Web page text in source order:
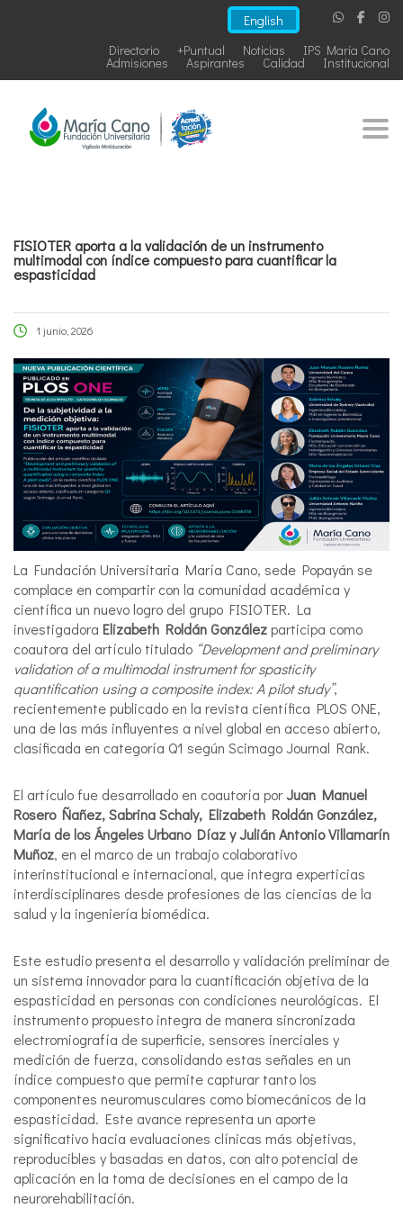
English
IPS María Cano
Noticias
+Puntual
Directorio
Institucional
Calidad
Aspirantes
Admisiones
FISIOTER aporta a la validación de un instrumento
multimodal con índice compuesto para cuantificar la
espasticidad
1 junio, 2026
La Fundación Universitaria María Cano, sede Popayán se
complace en compartir con la comunidad académica y
científica un nuevo logro del grupo FISIOTER. La
investigadora Elizabeth Roldán Gonzálezparticipa como
coautora del artículo titulado “Development and preliminary
validation of a multimodal instrument for spasticity
quantification using a composite index: A pilot study”,
recientemente publicado en la revista científica PLOS ONE,
una de las más influyentes a nivel global en acceso abierto,
clasificada en categoría Q1 según Scimago Journal Rank.
El artículo fue desarrollado en coautoría porJuan Manuel
Rosero Ñañez, Sabrina Schaly, Elizabeth Roldán González,
María de los Ángeles Urbano Díaz y Julián Antonio Villamarín
Muñoz, en el marco de un trabajo colaborativo
interinstitucional e internacional, que integra experticias
interdisciplinares desde profesiones de las ciencias de la
salud y la ingeniería biomédica.
Este estudio presenta el desarrollo y validación preliminar de
un sistema innovador para la cuantificación objetiva de la
espasticidad en personas con condiciones neurológicas. El
instrumento propuesto integra de manera sincronizada
electromiografía de superficie, sensores inerciales y
medición de fuerza, consolidando estas señales en un
índice compuesto que permite capturar tanto los
componentes neuromusculares como biomecánicos de la
espasticidad. Este avance representa un aporte
significativo hacia evaluaciones clínicas más objetivas,
reproducibles y basadas en datos, con alto potencial de
aplicación en la toma de decisiones en el campo de la
neurorehabilitación.